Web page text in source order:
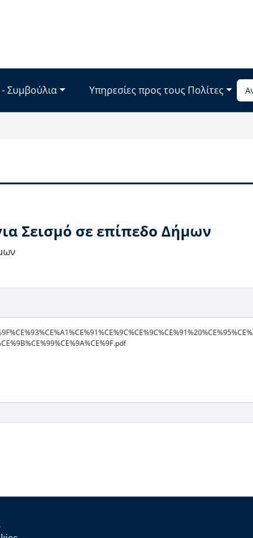
- Συμβούλια Υπηρεσίες προς τους Πολίτες
Σεισμό σε επίπεδο Δήμων